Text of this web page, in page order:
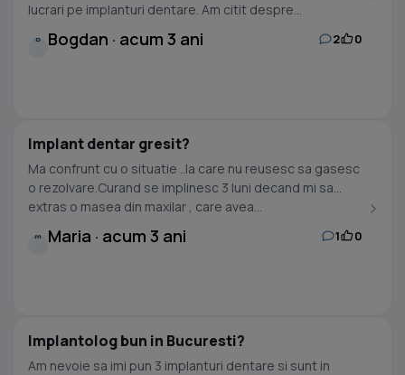
lucrari pe implanturi dentare. Am citit despre...
B Bogdan · acum 3 ani 2 0
Implant dentar gresit?
Ma confrunt cu o situatie ..la care nu reusesc sa gasesc
o rezolvare.Curand se implinesc 3 luni decand mi sa
extras o masea din maxilar , care avea...
M Maria · acum 3 ani 1 0
Implantolog bun in Bucuresti?
Am nevoie sa imi pun 3 implanturi dentare si sunt in